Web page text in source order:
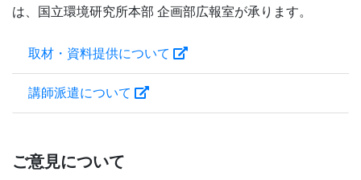
は、国立環境研究所本部 企画部広報室が承ります。
取材・資料提供について
講師派遣について
ご意見について